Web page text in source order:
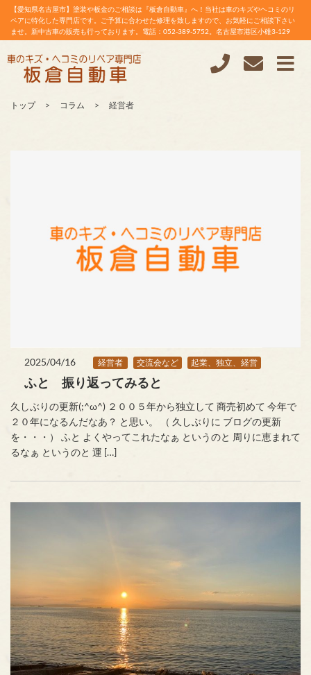
【愛知県名古屋市】塗装や板金のご相談は『板倉自動車』へ！当社は車のキズやヘコミのリ
ペアに特化した専門店です。ご予算に合わせた修理を致しますので、お気軽にご相談下さい
ませ。新中古車の販売も行っております。電話：052-389-5752。名古屋市港区小碓3-129
トップ コラム 経営者
2025/04/16 経営者 交流会など 起業、独立、経営
ふと 振り返ってみると
久しぶりの更新(;^ω^) ２００５年から独立して 商売初めて 今年で
２０年になるんだなあ？ と思い。 （ 久しぶりに ブログの更新
を・・・） ふと よくやってこれたなぁ というのと 周りに恵まれて
るなぁ というのと 運 […]